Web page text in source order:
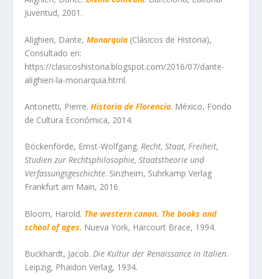
Juventud, 2001.
Alighieri, Dante,Monarquía (Clásicos de Historia),
Consultado en:
https://clasicoshistoria.blogspot.com/2016/07/dante-
alighieri-la-monarquia.html.
Antonetti, Pierre.Historia de Florencia. México, Fondo
de Cultura Económica, 2014.
Böckenförde, Ernst-Wolfgang.Recht, Staat, Freiheit,
Studien zur Rechtsphilosophie, Staatstheorie und
Verfassungsgeschichte. Sinzheim, Suhrkamp Verlag
Frankfurt am Main, 2016.
Bloom, Harold. The western canon. The books and
school of ages. Nueva York, Harcourt Brace, 1994.
Buckhardt, Jacob.Die Kultur der Renaissance in Italien.
Leipzig, Phaidon Verlag, 1934.